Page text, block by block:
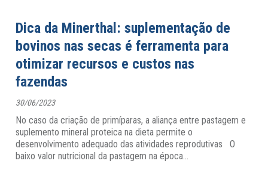
Dica da Minerthal: suplementação de
bovinos nas secas é ferramenta para
otimizar recursos e custos nas
fazendas
30/06/2023
No caso da criação de primíparas, a aliança entre pastagem e
suplemento mineral proteica na dieta permite o
desenvolvimento adequado das atividades reprodutivas O
baixo valor nutricional da pastagem na época